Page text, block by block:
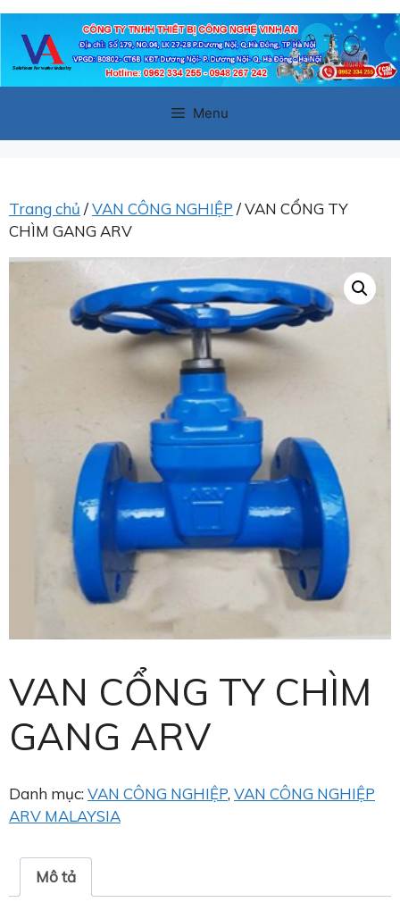
Chuyển
đến
Menu
Trang chủ /VAN CÔNG NGHIỆP / VAN CỔNG TY
CHÌM GANG ARV
VAN CỔNG TY CHÌM
GANG ARV
Danh mục:VAN CÔNG NGHIỆP, VAN CÔNG NGHIỆP
ARV MALAYSIA
Mô tả